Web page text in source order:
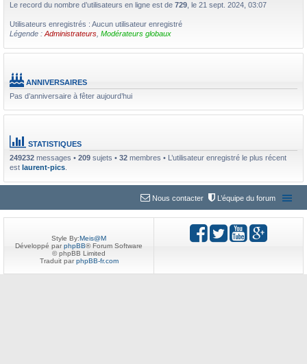
Le record du nombre d’utilisateurs en ligne est de 729 , le 21 sept. 2024, 03:07
Utilisateurs enregistrés : Aucun utilisateur enregistré
Légende : Administrateurs Modérateurs globaux
ANNIVERSAIRES
Pas d’anniversaire à fêter aujourd’hui
STATISTIQUES
249232 messages • 209 sujets • 32 membres • L’utilisateur enregistré le plus récent
est laurent-pics
L’équipe du forum
Nous contacter
Style By:Meis@M
Développé parphpBB® Forum Software
© phpBB Limited
Traduit parphpBB-fr.com